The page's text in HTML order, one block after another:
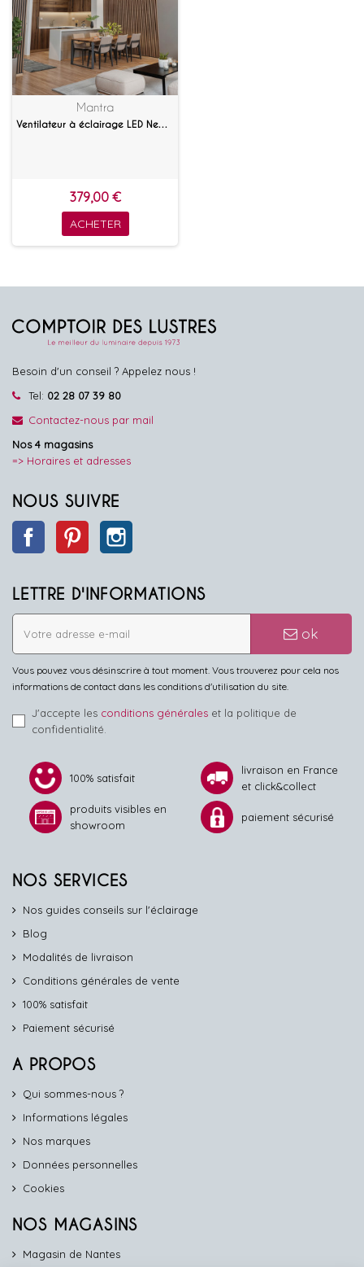
Mantra
Ventilateur à éclairage LED Nepal Mini Effet bois
379,00 €
ACHETER
Besoin d'un conseil ? Appelez nous !
Tel: 02 28 07 39 80
Contactez-nous par mail
Nos 4 magasins
=> Horaires et adresses
NOUS SUIVRE
Facebook Pinterest
LETTRE D'INFORMATIONS
ok
Vous pouvez vous désinscrire à tout moment. Vous trouverez pour cela nos
informations de contact dans les conditions d'utilisation du site.
J'accepte les conditions générales et la politique de
confidentialité.
100% satisfait
livraison en France
et click&collect
produits visibles en
showroom
paiement sécurisé
NOS SERVICES
Nos guides conseils sur l'éclairage
Blog
Modalités de livraison
Conditions générales de vente
100% satisfait
Paiement sécurisé
A PROPOS
Qui sommes-nous ?
Informations légales
Nos marques
Données personnelles
Cookies
NOS MAGASINS
Magasin de Nantes